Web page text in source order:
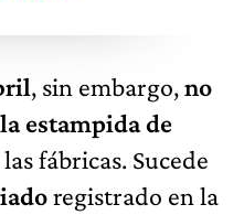
, sin embargo,no
estampida de
fábricas. Sucede
registrado en la